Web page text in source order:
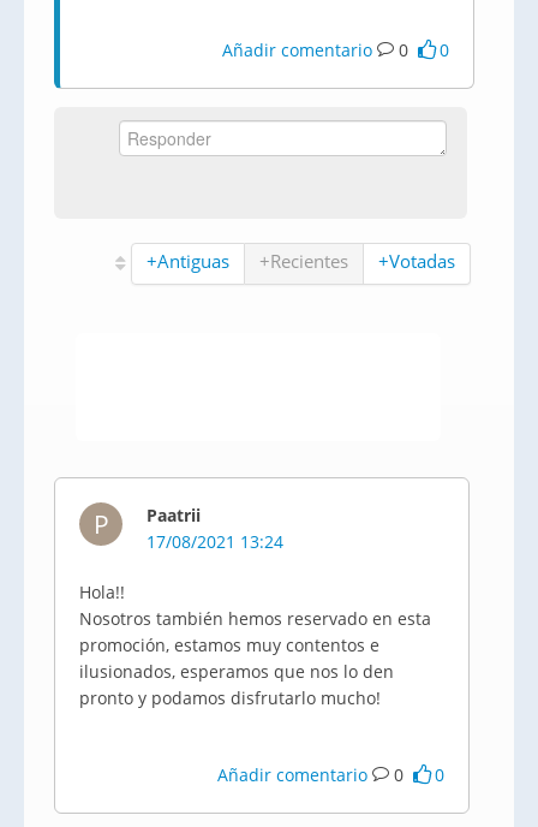
Añadir comentario 0 0
+Antiguas +Recientes +Votadas
P
Paatrii
17/08/2021 13:24
Hola!!
Nosotros también hemos reservado en esta
promoción, estamos muy contentos e
ilusionados, esperamos que nos lo den
pronto y podamos disfrutarlo mucho!
Añadir comentario 0 0